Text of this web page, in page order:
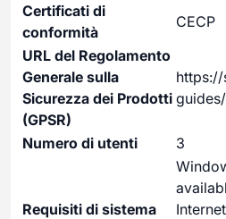
Certificati di
conformità
CECP
URL del Regolamento
Generale sulla
Sicurezza dei Prodotti
(GPSR)
Numero di utenti 3
Requisiti di sistema